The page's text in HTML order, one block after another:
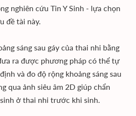
nghiên cứu Tin Y Sinh - lựa chọn
đề tài này.
sáng sau gáy của thai nhi bằng
ra được phương pháp có thể tự
và đo độ rộng khoảng sáng sau
qua ảnh siêu âm 2D giúp chẩn
ở thai nhi trước khi sinh.